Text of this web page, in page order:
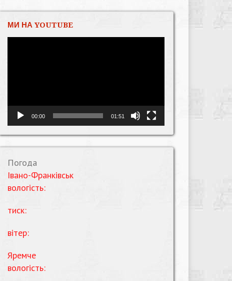
МИ НА YOUTUBE
00:00 01:51
Погода
Івано-Франківськ
вологість:
тиск:
вітер:
Яремче
вологість: